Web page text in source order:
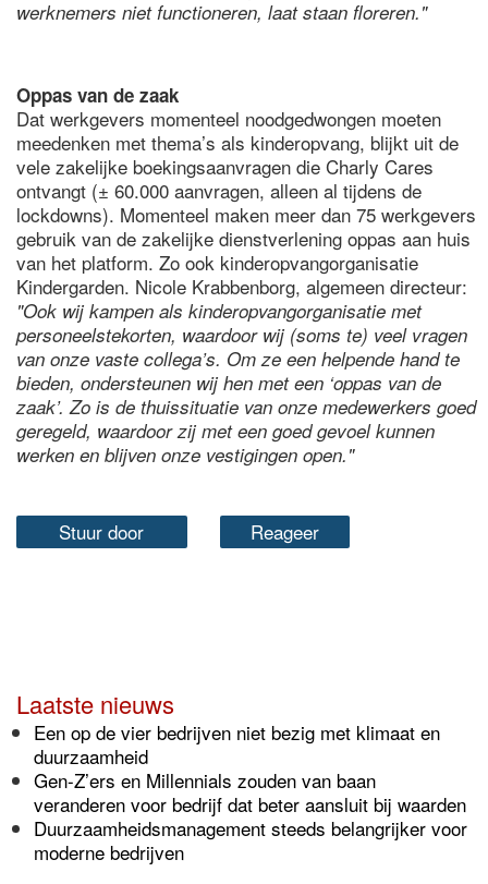
werknemers niet functioneren, laat staan floreren."
Oppas van de zaak
Dat werkgevers momenteel noodgedwongen moeten
meedenken met thema’s als kinderopvang, blijkt uit de
vele zakelijke boekingsaanvragen die Charly Cares
ontvangt (± 60.000 aanvragen, alleen al tijdens de
lockdowns). Momenteel maken meer dan 75 werkgevers
gebruik van de zakelijke dienstverlening oppas aan huis
van het platform. Zo ook kinderopvangorganisatie
Kindergarden. Nicole Krabbenborg, algemeen directeur:
"Ook wij kampen als kinderopvangorganisatie met
personeelstekorten, waardoor wij (soms te) veel vragen
van onze vaste collega’s. Om ze een helpende hand te
bieden, ondersteunen wij hen met een ‘oppas van de
zaak’. Zo is de thuissituatie van onze medewerkers goed
geregeld, waardoor zij met een goed gevoel kunnen
werken en blijven onze vestigingen open."
Stuur door Reageer
Laatste nieuws
Een op de vier bedrijven niet bezig met klimaat en
duurzaamheid
Gen-Z’ers en Millennials zouden van baan
veranderen voor bedrijf dat beter aansluit bij waarden
Duurzaamheidsmanagement steeds belangrijker voor
moderne bedrijven